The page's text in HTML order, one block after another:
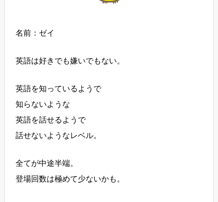
名前：ゼイ
英語は好きでも嫌いでもない。
英語を知っているようで
知らないような
英語を話せるようで
話せないようなレベル。
全てが中途半端。
登場回数は極めて少ないかも。